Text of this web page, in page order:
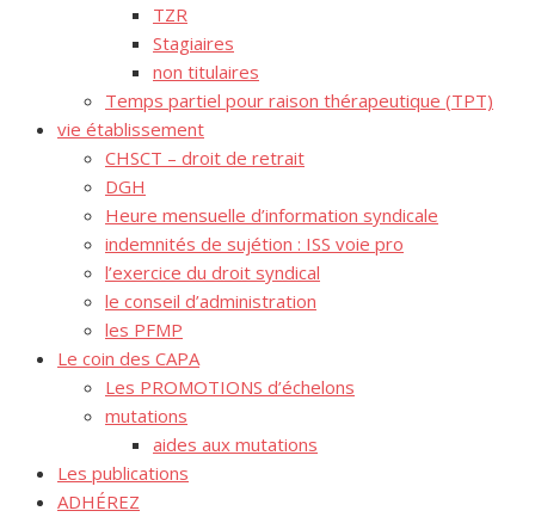
TZR
Stagiaires
non titulaires
Temps partiel pour raison thérapeutique (TPT)
vie établissement
CHSCT – droit de retrait
DGH
Heure mensuelle d’information syndicale
indemnités de sujétion : ISS voie pro
l’exercice du droit syndical
le conseil d’administration
les PFMP
Le coin des CAPA
Les PROMOTIONS d’échelons
mutations
aides aux mutations
Les publications
ADHÉREZ